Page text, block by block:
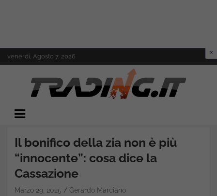
to
venerdì, Agosto 7, 2026
Trading.it
Il bonifico della zia non è più
“innocente”: cosa dice la
Cassazione
Marzo 29, 2025 Gerardo Marciano